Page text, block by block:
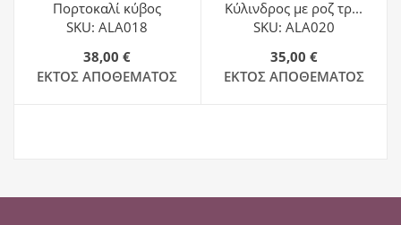
Πορτοκαλί κύβος
SKU: ALA018
38,00 €
ΕΚΤΌΣ ΑΠΟΘΈΜΑΤΟΣ
Κύλινδρος με ροζ τρ...
SKU: ALA020
35,00 €
ΕΚΤΌΣ ΑΠΟΘΈΜΑΤΟΣ